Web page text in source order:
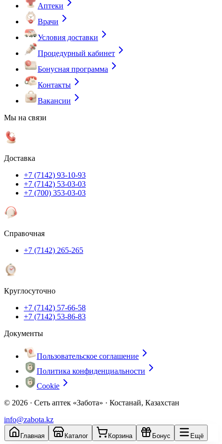
Аптеки
Врачи
Условия доставки
Процедурный кабинет
Бонусная программа
Контакты
Вакансии
Мы на связи
Доставка
+7 (7142) 93-10-93
+7 (7142) 53-03-03
+7 (700) 353-03-03
Справочная
+7 (7142) 265-265
Круглосуточно
+7 (7142) 57-66-58
+7 (7142) 53-86-83
Документы
Пользовательское соглашение
Политика конфиденциальности
Cookie
© 2026 · Сеть аптек «Забота» · Костанай, Казахстан
info@zabota.kz
Главная Каталог Корзина Бонус Ещё